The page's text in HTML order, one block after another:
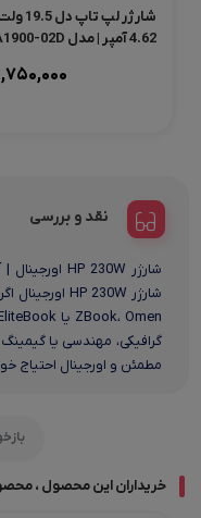
شارژر لپ تاپ دل
4.62 آمپر | مدل PA1900-02D
نقد و بررسی
گرافیکی، مهندسی یا
مطمئن و اورجینال احتیاج
خریداران این محصول ،